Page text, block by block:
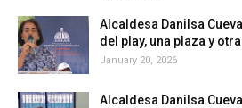
Alcaldesa Danilsa
del play, una plaza y
January 20, 2026
Alcaldesa Danilsa